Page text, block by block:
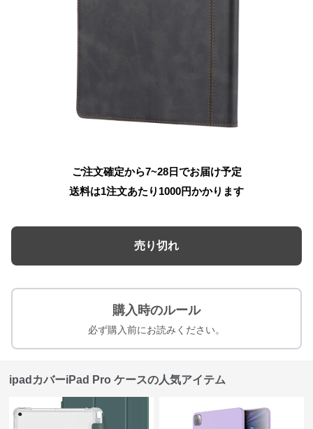
ご注文確定から7~28日でお届け予定
送料は1注文あたり 1000円かかります
売り切れ
購入時のルール
必ず購入前にお読みください。
ipadカバーiPad Pro ケースの人気アイテム